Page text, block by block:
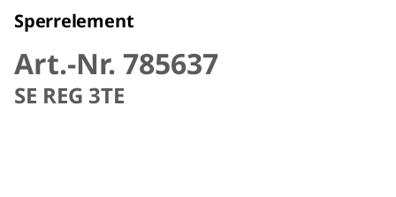
Sperrelement
Art.-Nr. 785637
SE REG 3TE